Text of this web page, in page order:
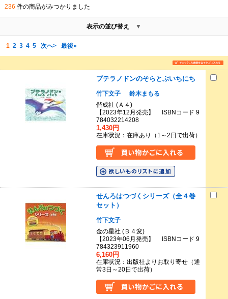
236 件の商品がみつかりました
表示の並び替え
1 2 3 4 5 次へ> 最後»
プテラノドンのそらとぶいちにち
竹下文子
鈴木まもる
偕成社 (Ａ４)
【2023年12月発売】 ISBNコード 9
784032214208
1,430円
在庫状況：在庫あり（1～2日で出荷）
せんろはつづくシリーズ（全４巻
セット）
竹下文子
金の星社 (Ｂ４変)
【2023年06月発売】 ISBNコード 9
784323911960
6,160円
在庫状況：出版社よりお取り寄せ（通
常3日～20日で出荷）